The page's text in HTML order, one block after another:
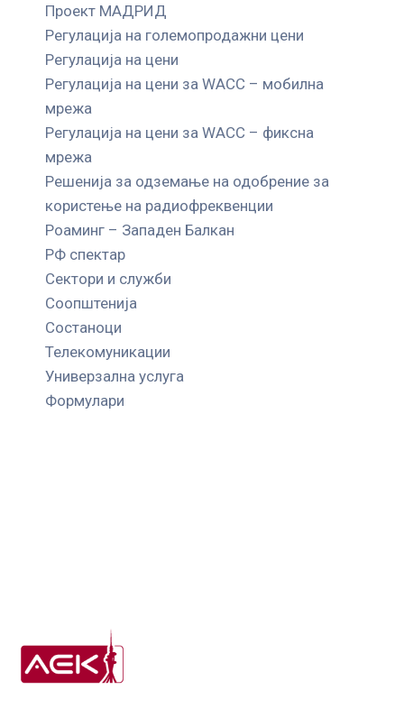
Проект МАДРИД
Регулација на големопродажни цени
Регулација на цени
Регулација на цени за WACC – мобилна
мрежа
Регулација на цени за WACC – фиксна
мрежа
Решенија за одземање на одобрение за
користење на радиофреквенции
Роаминг – Западен Балкан
РФ спектар
Сектори и служби
Соопштенија
Состаноци
Телекомуникации
Универзална услуга
Формулари